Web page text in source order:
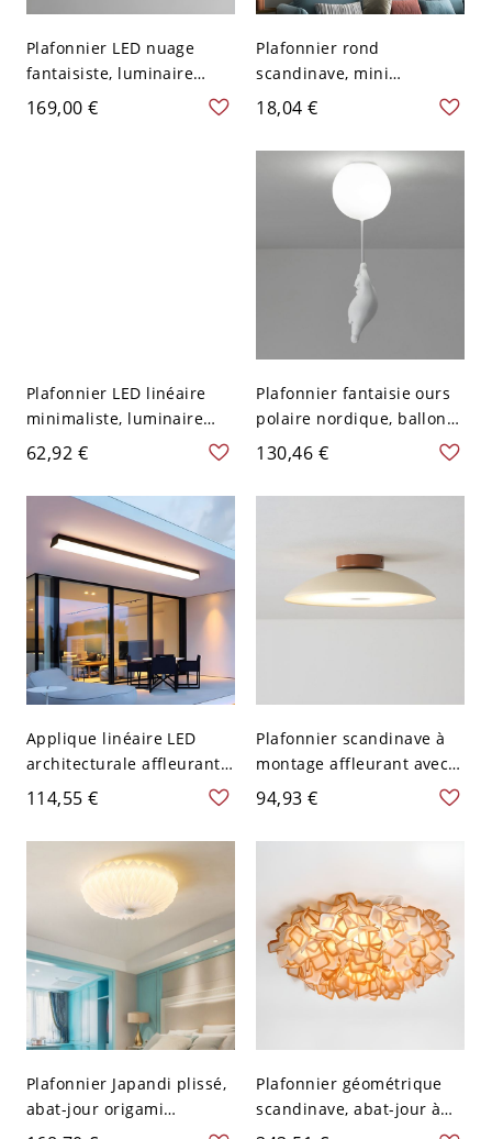
Plafonnier LED nuage
fantaisiste, luminaire
créatif pour chambre
d’enfant et chambre,
169,00 €
Plafonnier rond
scandinave, mini
plafonnier encastré 4
pouces avec accent en
bois pour couloir - 110 V-
120 V Gris
18,04 €
Plafonnier LED linéaire
minimaliste, luminaire
architectural extra-plat
pour couloir et bureau -
60,96 cm 110 V-120 V
Blanc
62,92 €
Plafonnier fantaisie ours
polaire nordique, ballon
blanc, montage affleurant,
lueur douce - 110 V-120 V
15,24 cm
130,46 €
Applique linéaire LED
architecturale affleurante,
barre en aluminium noir
étanche pour terrasse et
salle de bain - 110 V-120 V
Noir 30,48 cm Blanc
114,55 €
Plafonnier scandinave à
montage affleurant avec
base en bois, luminaire
LED dimmable à profil bas
pour chambre - blanc
Géométrique Chaud
94,93 €
Plafonnier Japandi plissé,
abat-jour origami
géométrique à l’éclat doux
Plafonnier géométrique
scandinave, abat-jour à
pétales superposés pour